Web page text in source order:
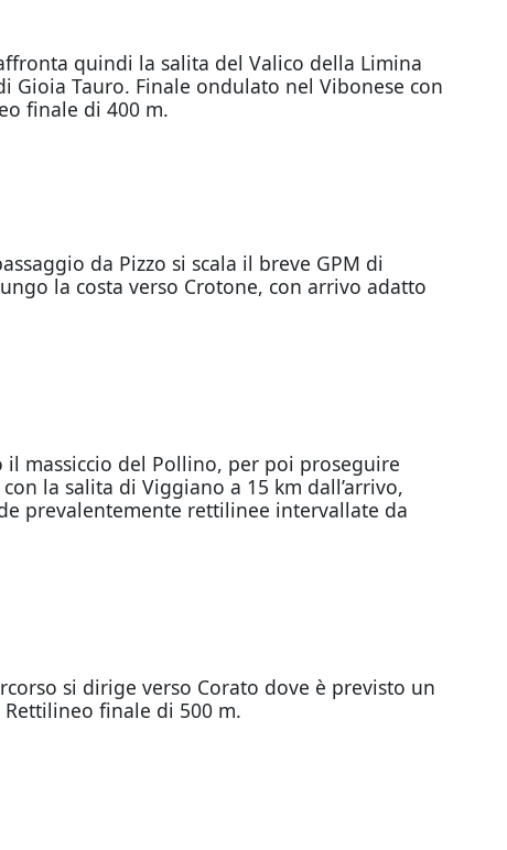
quindi la salita del Valico della Limina
Tauro. Finale ondulato nel Vibonese con
finale di 400 m.
da Pizzo si scala il breve GPM di
la costa verso Crotone, con arrivo adatto
massiccio del Pollino, per poi proseguire
la salita di Viggiano a 15 km dall’arrivo,
prevalentemente rettilinee intervallate da
si dirige verso Corato dove è previsto un
finale di 500 m.